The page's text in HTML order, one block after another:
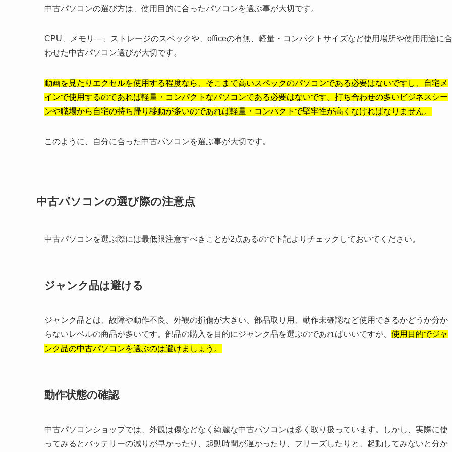
中古パソコンの選び方は、使用目的に合ったパソコンを選ぶ事が大切です。
CPU、メモリ―、ストレージのスペックや、officeの有無、軽量・コンパクトサイズなど使用場所や使用用途に合
わせた中古パソコン選びが大切です。
動画を見たりエクセルを使用する程度なら、そこまで高いスペックのパソコンである必要はないですし、自宅メ
インで使用するのであれば軽量・コンパクトなパソコンである必要はないです。打ち合わせの多いビジネスシー
ンや職場から自宅の持ち帰り移動が多いのであれば軽量・コンパクトで堅牢性が高くなければなりません。
このように、自分に合った中古パソコンを選ぶ事が大切です。
中古パソコンの選び際の注意点
中古パソコンを選ぶ際には最低限注意すべきことが2点あるので下記よりチェックしておいてください。
ジャンク品は避ける
ジャンク品とは、故障や動作不良、外観の損傷が大きい、部品取り用、動作未確認など使用できるかどうか分か
らないレベルの商品が多いです。部品の購入を目的にジャンク品を選ぶのであればいいですが、 使用目的でジャ
ンク品の中古パソコンを選ぶのは避けましょう。
動作状態の確認
中古パソコンショップでは、外観は傷などなく綺麗な中古パソコンは多く取り扱っています。しかし、実際に使
ってみるとバッテリーの減りが早かったり、起動時間が遅かったり、フリーズしたりと、起動してみないと分か